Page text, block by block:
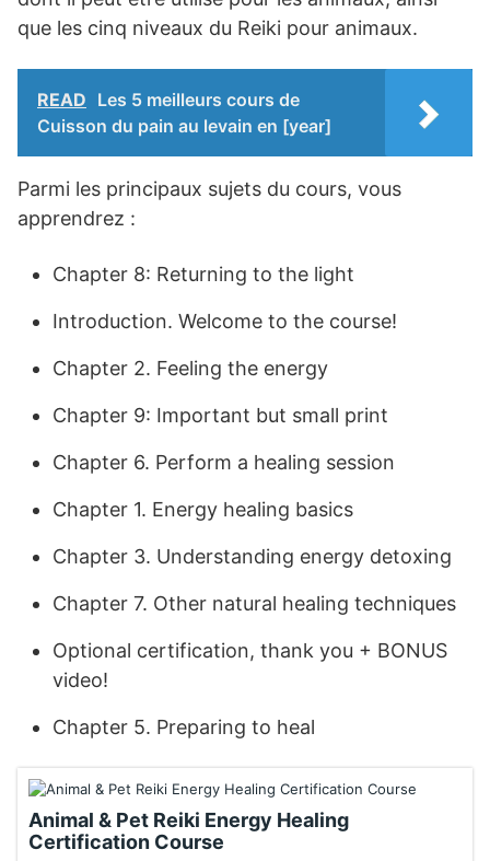
que les cinq niveaux du Reiki pour animaux.
READ Les 5 meilleurs cours de
Cuisson du pain au levain en [year]
Parmi les principaux sujets du cours, vous
apprendrez :
Chapter 8: Returning to the light
Introduction. Welcome to the course!
Chapter 2. Feeling the energy
Chapter 9: Important but small print
Chapter 6. Perform a healing session
Chapter 1. Energy healing basics
Chapter 3. Understanding energy detoxing
Chapter 7. Other natural healing techniques
Optional certification, thank you + BONUS
video!
Chapter 5. Preparing to heal
Animal & Pet Reiki Energy Healing
Certification Course